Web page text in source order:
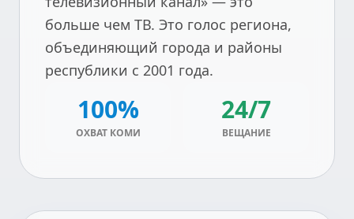
больше чем ТВ. Это голос региона,
объединяющий города и районы
республики с 2001 года.
100%
ОХВАТ КОМИ
24/7
ВЕЩАНИЕ